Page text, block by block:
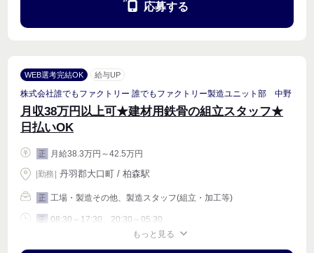
応募する
WEB選考完結OK 給与UP
株式会社誰でもファクトリー 誰でもファクトリー製造ユニット部 中野
月収38万円以上可★建材用鉄骨の組立スタッフ★
日払いOK
正 月給38.3万円～42.5万円
|勤務 丹羽郡大口町 / 柏森駅
正 工場・製造その他、製造スタッフ(組立・加工等)
正 08:30～17:30、20:30～05:30
もっと見る